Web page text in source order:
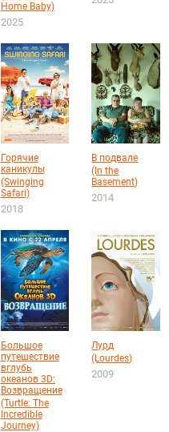
Home Baby)
2025
Горячие
каникулы
(Swinging
Safari)
2018
В подвале
(In the
Basement)
2014
Большое
путешествие
вглубь
океанов 3D:
Возвращение
(Turtle: The
Incredible
Journey)
Лурд
(Lourdes)
2009